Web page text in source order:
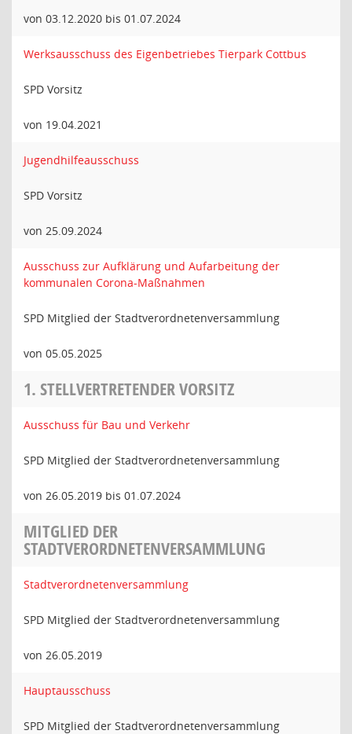
von 03.12.2020 bis 01.07.2024
Werksausschuss des Eigenbetriebes Tierpark Cottbus
SPD Vorsitz
von 19.04.2021
Jugendhilfeausschuss
SPD Vorsitz
von 25.09.2024
Ausschuss zur Aufklärung und Aufarbeitung der
kommunalen Corona-Maßnahmen
SPD Mitglied der Stadtverordnetenversammlung
von 05.05.2025
1. STELLVERTRETENDER VORSITZ
Ausschuss für Bau und Verkehr
SPD Mitglied der Stadtverordnetenversammlung
von 26.05.2019 bis 01.07.2024
MITGLIED DER
STADTVERORDNETENVERSAMMLUNG
Stadtverordnetenversammlung
SPD Mitglied der Stadtverordnetenversammlung
von 26.05.2019
Hauptausschuss
SPD Mitglied der Stadtverordnetenversammlung